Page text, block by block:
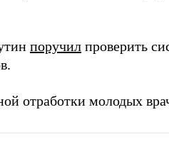
поручил проверить
отработки молодых